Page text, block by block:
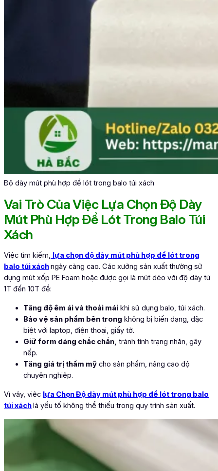
Độ dày mút phù hợp để lót trong balo túi xách
Vai Trò Của Việc Lựa Chọn Độ Dày
Mút Phù Hợp Để Lót Trong Balo Túi
Xách
Việc tìm kiếm, lựa chọn độ dày mút phù hợp để lót trong
balo túi xáchngày càng cao. Các xưởng sản xuất thường sử
dụng mút xốp PE Foam hoặc được gọi là mút dẻo với độ dày từ
1T đến 10T để:
Tăng độ êm ái và thoải mái khi sử dụng balo, túi xách.
Bảo vệ sản phẩm bên trong không bị biến dạng, đặc
biệt với laptop, điện thoại, giấy tờ.
Giữ form dáng chắc chắn, tránh tình trạng nhăn, gãy
nếp.
Tăng giá trị thẩm mỹ cho sản phẩm, nâng cao độ
chuyên nghiệp.
Vì vậy, việc lựa Chọn Độ dày mút phù hợp để lót trong balo
túi xáchlà yếu tố không thể thiếu trong quy trình sản xuất.